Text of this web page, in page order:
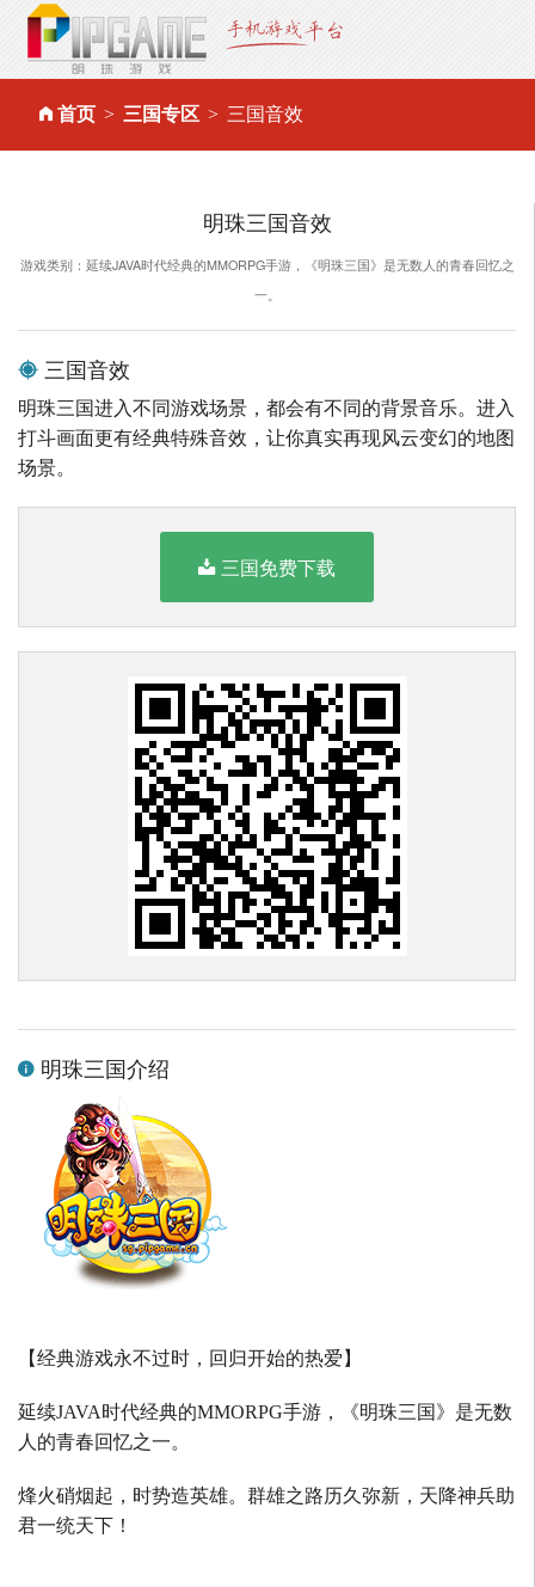
首页 三国专区 三国音效
明珠三国音效
游戏类别：延续JAVA时代经典的MMORPG手游，《明珠三国》是无数人的青春回忆之
一。
三国音效
明珠三国进入不同游戏场景，都会有不同的背景音乐。进入
打斗画面更有经典特殊音效，让你真实再现风云变幻的地图
场景。
三国免费下载
明珠三国介绍
【经典游戏永不过时，回归开始的热爱】
延续JAVA时代经典的MMORPG手游，《明珠三国》是无数
人的青春回忆之一。
烽火硝烟起，时势造英雄。群雄之路历久弥新，天降神兵助
君一统天下！